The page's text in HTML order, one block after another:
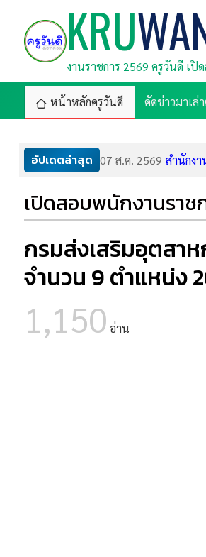
KRU
งานราชการ 2569 ครูวันดี เปิ
หน้าหลักครูวันดี คัดข่าวมาเล่
อัปเดตล่าสุด 07 ส.ค. 2569 สำนักง
06 ส.ค. 2569 ลูกหนี้ ช
06 ส.ค. 2569 โอกาส
ศูนย์ก
05 ส.ค. 2569 สพม.บุรี
05 ส.ค. 2569
ศูนย์กา
05 ส.ค. 2569 โรงเรีย
05 ส.ค. 2569
เปิดสอบพนักงานราช
กรมส่งเสริมอุตสา
จำนวน 9 ตำแหน่ง
1,150 อ่าน